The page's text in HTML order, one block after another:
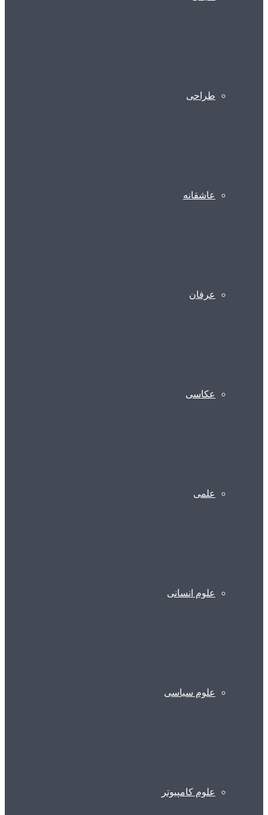
طراحی
عاشقانه
عرفان
عکاسی
علمی
علوم انسانی
علوم سیاسی
علوم کامپیوتر